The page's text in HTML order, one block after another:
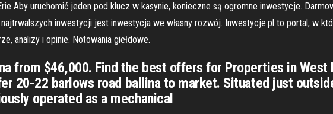
Aby uruchomić jeden pod klucz w kasynie, konieczne są ogromne inwestycje.
inwestycji jest inwestycja we własny rozwój. Inwestycje.pl to portal, w
analizy i opinie. Notowania giełdowe.
from $46,000. Find the best offers for Properties in West
20-22 barlows road ballina to market. Situated just
operated as a mechanical